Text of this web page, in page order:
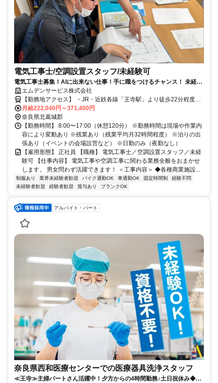
電気工事士/空調設置スタッフ/未経験可
電気工事士募集！AIに出来ない仕事！手に職をつけるチャンス！ 未経験
からスタートできて、働きながら技術を習得できる職場です。
エムデンサービス株式会社
【勤務地アクセス】 ・JR・近鉄各線「王寺駅」より徒歩22分程度、
車で5分程度 ・JR大和路線「三郷駅」より車で5分程度 ・JR和歌山線
「畠田駅」より車で5分程度 ・近鉄田原本線「新王寺駅」より車で7
分程度 ・近鉄大阪線「河内国分駅」より車で14分程度 ・近鉄田原本
線「箸尾駅」より車で17分程度 〇車・マイカー通勤OK（駐車場あ
り）
月給222,040円～371,400円
奈良県北葛城郡
【勤務時間】 8:00〜17:00（休憩120分） ※勤務時間は現場や作業内
容により変動あり ※残業あり（残業平均月32時間程度） ※泊りの出
張あり（イベントの会場設営など） ※日勤のみ（夜勤なし）
【雇用形態】 正社員 【職種】 電気工事士／空調設置スタッフ／未経
験可 【仕事内容】 電気工事や空調工事に関わる業務全般をおまかせ
します。 男女問わず活躍できます！ ＜工事内容＞ ◆各種商業施設...
制服あり 業界未経験者歓迎 バイク通勤OK 車通勤OK 固定時間制
経験不問
未経験者歓迎
経験者歓迎 賞与あり ブランクOK
アルバイト・パート
奈良県西和医療センターでの医療器具洗浄スタッフ
≪王寺≫主婦パートさん活躍中！夕方からの4時間勤務♪土日祝休み◆週